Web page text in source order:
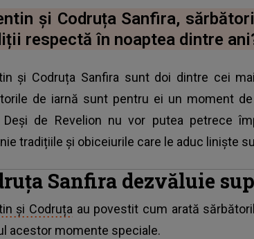
ARTICOLUL
și Codruța Sanfira,
respectă în noaptea dintre
și Codruța Sanfira sunt doi dintre cei
de iarnă sunt pentru ei un moment
Deși de Revelion nu vor putea petrece
tradițiile și obiceiurile care le aduc liniște
Sanfira dezvăluie
și Codruța au povestit cum arată
acestor momente speciale.